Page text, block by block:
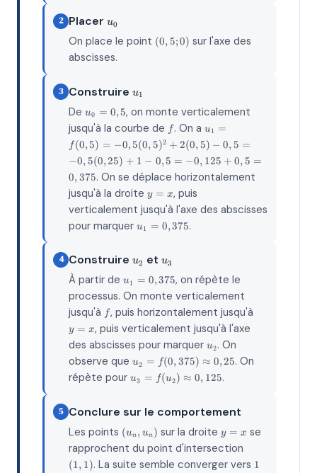
2 Placeru_0
u0
On place le point (0,5;
0)
(0, 5;0) sur l'axe des
abscisses.
3 Construireu_1
u1
Deu_0
=
0,5
u0 = 0,5, on monte verticalement
jusqu'à la courbe de ff. On a u_1 =
f(0,5) =
-0,5(0,5)^2
+ 2(0,5) -
0,5 =
-0,125 +
u1 =
f(0, 5) = −0,5(0, 5)2 + 2(0, 5) − 0, 5 =
−0, 5(0,25) + 1 − 0,5 = −0, 125 + 0, 5 =
0, 375. On se déplace horizontalement
jusqu'à la droitey=x
y = x, puis
verticalement jusqu'à l'axe des abscisses
pour marqueru_1
u1 = 0,375.
4 Construireu_2
u2 etu_3
u3
À partir deu_1
=
0,375
u1 = 0,375, on répète le
processus. On monte verticalement
jusqu'à ff, puis horizontalement jusqu'à
y = x, puis verticalement jusqu'à l'axe
des abscisses pour marqueru_2
u2. On
observe queu_2 =
f(0,375)
\approx
u2 = f(0, 375) ≈ 0, 25. On
répète pouru_3 =
0,125
u3 = f(u2 ) ≈ 0, 125.
5 Conclure sur le comportement
Les points (u_n,
u_n)
(un , un ) sur la droite y=x
y = x se
rapprochent du point d'intersection
(1, 1). La suite semble converger vers 11